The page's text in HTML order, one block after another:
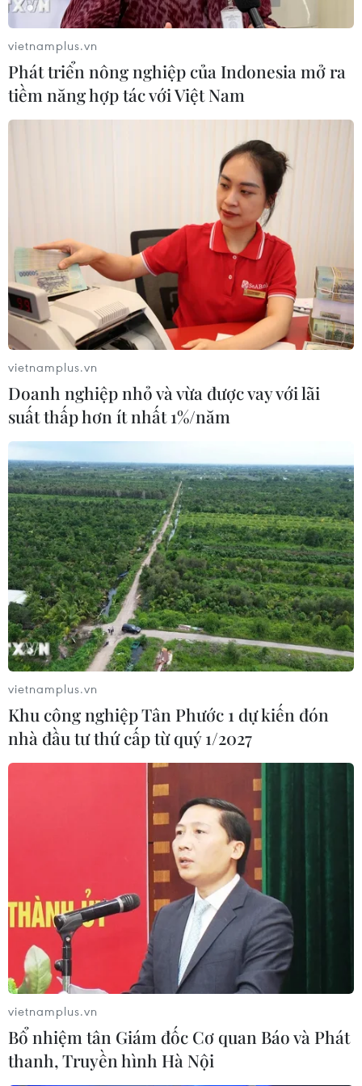
Thủ tướng Pháp kêu gọi cắt giảm thuế để
đối phó với làn sóng biểu tình
08/04/2019 14:11
Pháp đã bày tỏ sự bất bình về gánh nặng thuế, muốn
có tiếng nói trực tiếp hơn trong vấn đề điều hành đất
nước và hành động chống biến đổi khí hậu.
vietnamplus.vn
Phát triển nông nghiệp của Indonesia mở ra
tiềm năng hợp tác với Việt Nam
vietnamplus.vn
Doanh nghiệp nhỏ và vừa được vay với lãi
suất thấp hơn ít nhất 1%/năm
vietnamplus.vn
Khu công nghiệp Tân Phước 1 dự kiến đón
nhà đầu tư thứ cấp từ quý 1/2027
vietnamplus.vn
Bổ nhiệm tân Giám đốc Cơ quan Báo và Phát
thanh, Truyền hình Hà Nội